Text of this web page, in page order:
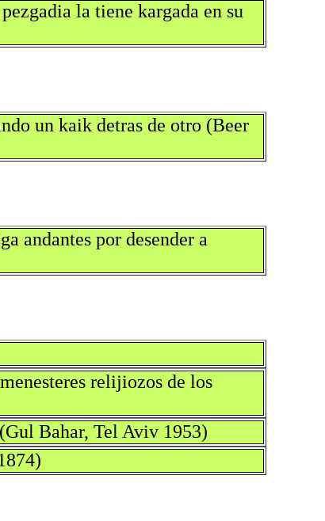
la tiene kargada en su
un kaik detras de otro (Beer
andantes por desender a
relijiozos de los
Bahar, Tel Aviv 1953)